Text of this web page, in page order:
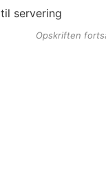
til servering
Opskriften